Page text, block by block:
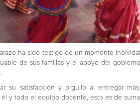
ha sido testigo de un momento
de sus familias y el apoyo del
su satisfacción y orgullo al entregar
y todo el equipo docente, esto es de